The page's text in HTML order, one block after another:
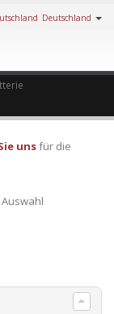
Deutschland
unsfür die